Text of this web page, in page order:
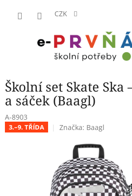
CZK
Školní set Skate Ska
a sáček (Baagl)
A-8903
3.–9. TŘÍDA Značka: Baagl